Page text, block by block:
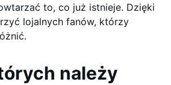
to, co już istnieje. Dzięki
lojalnych fanów, którzy
należy